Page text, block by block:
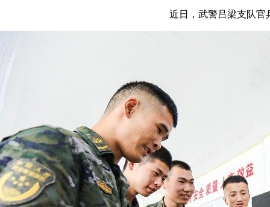
近日，武警吕梁支队官